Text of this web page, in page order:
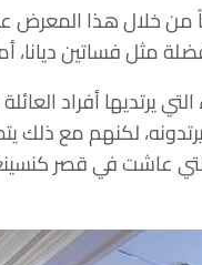
من خلال هذا المعرض
مثل فساتين ديانا،
يرتديها أفراد
لكنهم مع
عاشت في قصر